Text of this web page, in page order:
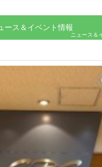
ース＆イベント情報
ニュース＆